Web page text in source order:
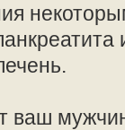
ваш